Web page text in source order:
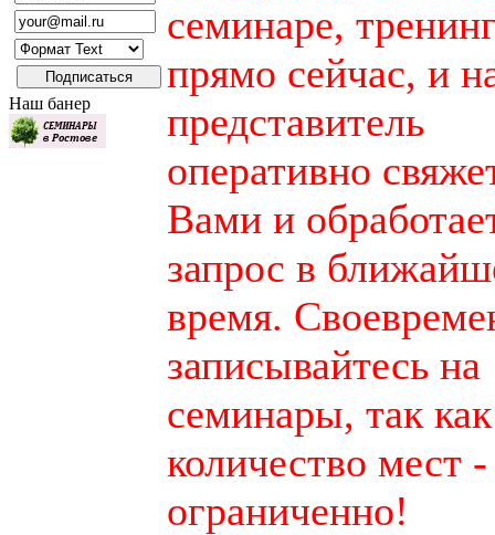
Наш банер
семинаре,
прямо сейчас, и
представитель
оперативно
Вами и
запрос в
время.
записывайтесь на
семинары, так как
количество мест -
ограниченно!